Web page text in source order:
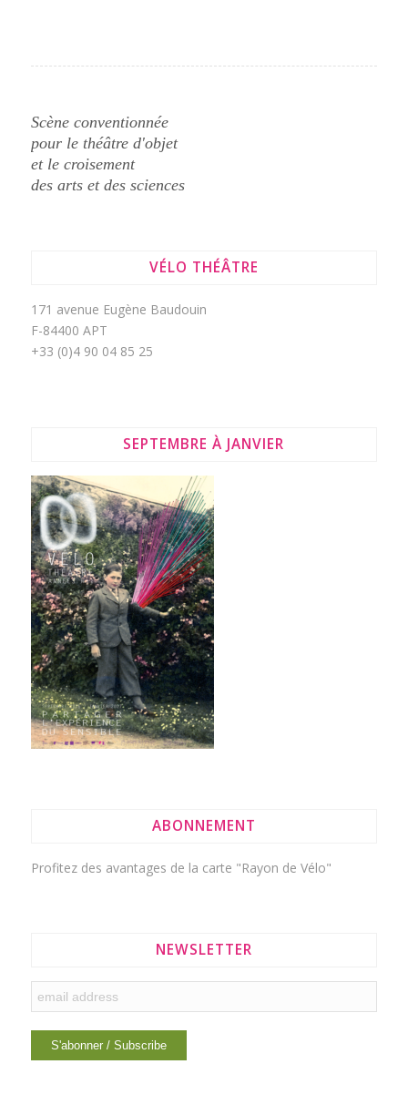
Scène conventionnée
pour le théâtre d'objet
et le croisement
des arts et des sciences
VÉLO THÉÂTRE
171 avenue Eugène Baudouin
F-84400 APT
+33 (0)4 90 04 85 25
SEPTEMBRE À JANVIER
ABONNEMENT
Profitez des avantages de la carte "Rayon de Vélo"
NEWSLETTER